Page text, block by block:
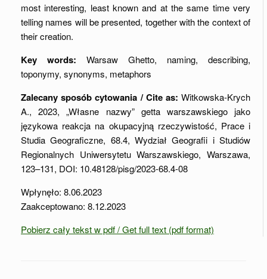
most interesting, least known and at the same time very
telling names will be presented, together with the context of
their creation.
Key words: Warsaw Ghetto, naming, describing,
toponymy, synonyms, metaphors
Zalecany sposób cytowania / Cite as: Witkowska-Krych
A., 2023, „Własne nazwy” getta warszawskiego jako
językowa reakcja na okupacyjną rzeczywistość, Prace i
Studia Geograficzne, 68.4, Wydział Geografii i Studiów
Regionalnych Uniwersytetu Warszawskiego, Warszawa,
123–131, DOI: 10.48128/pisg/2023-68.4-08
Wpłynęło: 8.06.2023
Zaakceptowano: 8.12.2023
Pobierz cały tekst w pdf / Get full text (pdf format)